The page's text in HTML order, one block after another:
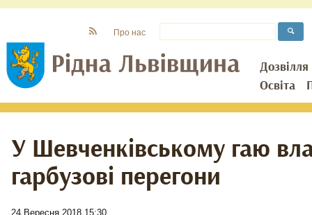
Дозвілля
Освіта
Про нас
У Шевченківському гаю
гарбузові перегони
24 Вересня 2018 15:30